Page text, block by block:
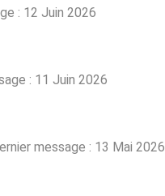
: 12 Juin 2026
: 11 Juin 2026
message : 13 Mai 2026